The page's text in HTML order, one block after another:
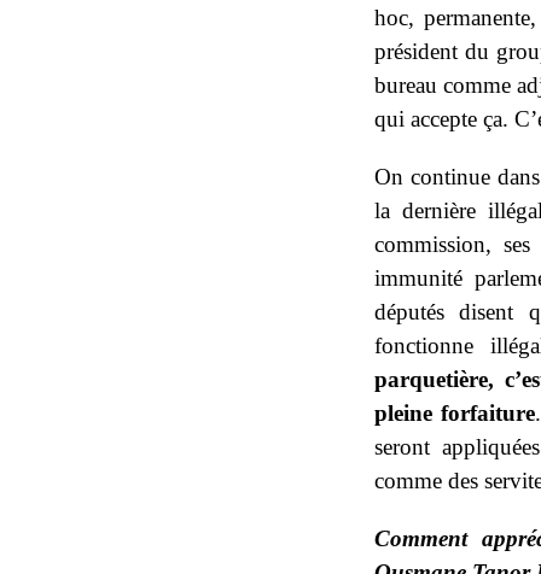
hoc,
président du
bureau comme
qui accepte ça.
On continue
la dernière
commission,
immunité
députés disent
fonctionne
parquetière,
pleine forfaiture
seront
comme des
Comment